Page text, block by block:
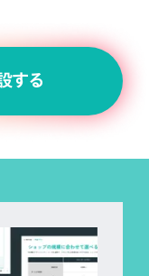
する